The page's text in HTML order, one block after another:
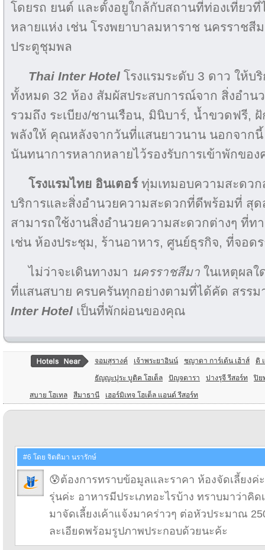
โดยรถ ยนต์ และตั้งอยูใกล้กับสถานที่ท่องเที่ยว
หลายแห่ง เช่น โรงพยาบาลมหาราช นครราชสี
ประตูชุมพล
Thai Inter Hotel โรงแรมระดับ 3 ดาว ให้บ
ทั้งหมด 32 ห้อง สัมผัสประสบการณ์จาก สิ่งอำ
รวมถึง ระเบียง/ชานเรือน, มินิบาร์, น้ำขวดฟรี,
พลังให้ คุณหลังจากวันที่แสนยาวนาน นอกจากนี้
นันทนาการหลากหลายไว้รองรับการเข้าพักขอ
โรงแรมไทย อินเตอร์ทุ่มเทมอบความสะดวก
บริการและสิ่งอำนวยความสะดวกที่ดีพร้อมที่ สุ
สามารถใช้งานสิ่งอำนวยความสะดวกต่างๆ ที่ทา
เช่น ห้องประชุม, ร้านอาหาร, ศูนย์ธุรกิจ, ที่จอด
ไม่ว่าจะเดินทางมา นครราชสีมา ในเหตุผล
ที่แสนสบาย ครบครันทุกอย่างตามที่ได้คัด สรร
Inter Hotel เป็นที่พักผ่อนของคุณ
จอมสุรางค์ เจ้าพระยาอินน์ ชญาดา การ์เด้น เฮ้าส์ ดิ
ธัญญะปุระ บูติค โฮเต็ล ปัญจดารา ปางรุจี รีสอร์ท ปิย
สบาย โฮเทล สีมาธานี เฮอร์มิเทจ โฮเต็ล แอนด์ รีสอร์ท
#6 โดย จิตติมา นรารักษ์
😰ต้องการทราบข้อมูลและราคา ห้องจัดเลี้ยง
รุ่นค่ะ อาหารมีประเภทอะไรบ้าง ทราบมาว่าคิด
มาจัดเลี้ยงเค้าแจ้งมาคร่าวๆ ต่อหัวประมาณ
ละเอียดพร้อมรูปภาพประกอบด้วยนะค้ะ